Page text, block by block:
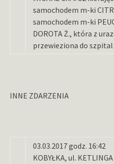
samochodem m-ki
samochodem m-ki
DOROTA Ż., która z
przewieziona do szpital
INNE ZDARZENIA
03.03.2017 godz. 16:42
KOBYŁKA, ul. KETLINGA